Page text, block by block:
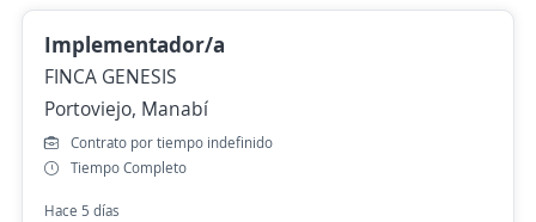
Implementador/a
FINCA GENESIS
Portoviejo, Manabí
Contrato por tiempo indefinido
Tiempo Completo
Hace 5 días